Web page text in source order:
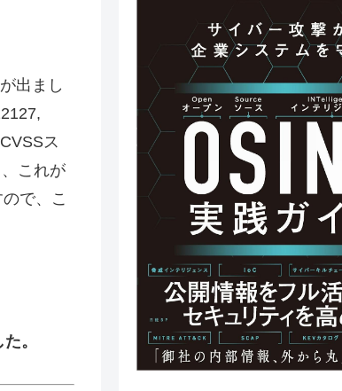
が出まし
ス
これが
で、こ
。